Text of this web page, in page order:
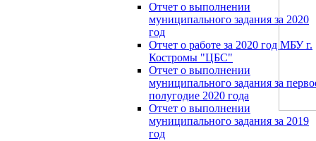
Отчет о выполнении
муниципального задания за 2020
год
Отчет о работе за 2020 год МБУ г.
Костромы "ЦБС"
Отчет о выполнении
муниципального задания за
полугодие 2020 года
Отчет о выполнении
муниципального задания за 2019
год